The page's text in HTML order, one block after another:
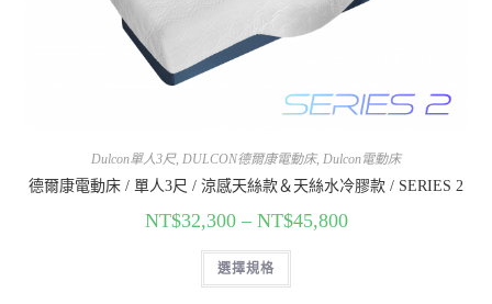
Dulcon單人3尺, DULCON德爾康電動床, Dulcon電動床
德爾康電動床 / 單人3尺 / 涼感天絲款＆天絲水冷膠款 / SERIES 2
NT$32,300– NT$45,800
選擇規格